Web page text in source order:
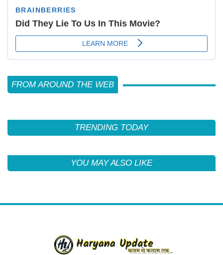
FROM AROUND THE WEB
TRENDING TODAY
YOU MAY ALSO LIKE